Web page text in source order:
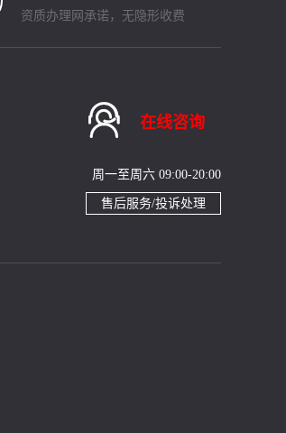
资质办理网承诺，无隐形收费
 在线咨询
周一至周六 09:00-20:00
售后服务/投诉处理